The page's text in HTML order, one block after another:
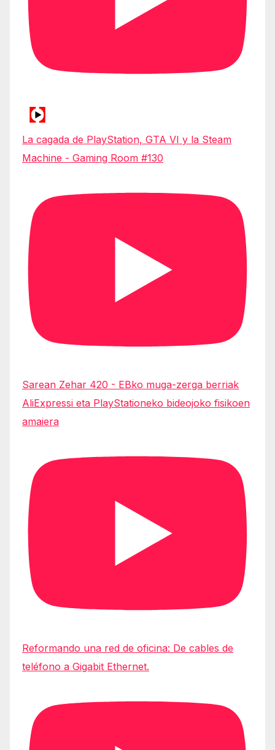
La cagada de PlayStation, GTA VI y la Steam
Machine - Gaming Room #130
Sarean Zehar 420 - EBko muga-zerga berriak
AliExpressi eta PlayStationeko bideojoko fisikoen
amaiera
Reformando una red de oficina: De cables de
teléfono a Gigabit Ethernet.